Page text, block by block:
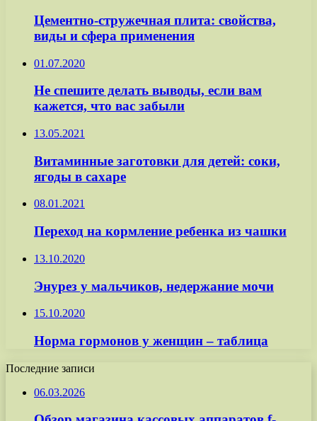
Цементно-стружечная плита: свойства,
виды и сфера применения
01.07.2020
Не спешите делать выводы, если вам
кажется, что вас забыли
13.05.2021
Витаминные заготовки для детей: соки,
ягоды в сахаре
08.01.2021
Переход на кормление ребенка из чашки
13.10.2020
Энурез у мальчиков, недержание мочи
15.10.2020
Норма гормонов у женщин – таблица
Последние записи
06.03.2026